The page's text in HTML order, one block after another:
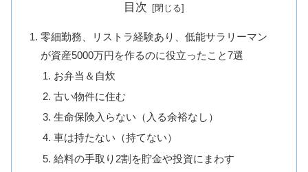
目次
零細勤務、リストラ経験あり、低能サラリーマン
が資産5000万円を作るのに役立ったこと7選
お弁当＆自炊
古い物件に住む
生命保険入らない（入る余裕なし）
車は持たない（持てない）
給料の手取り2割を貯金や投資にまわす